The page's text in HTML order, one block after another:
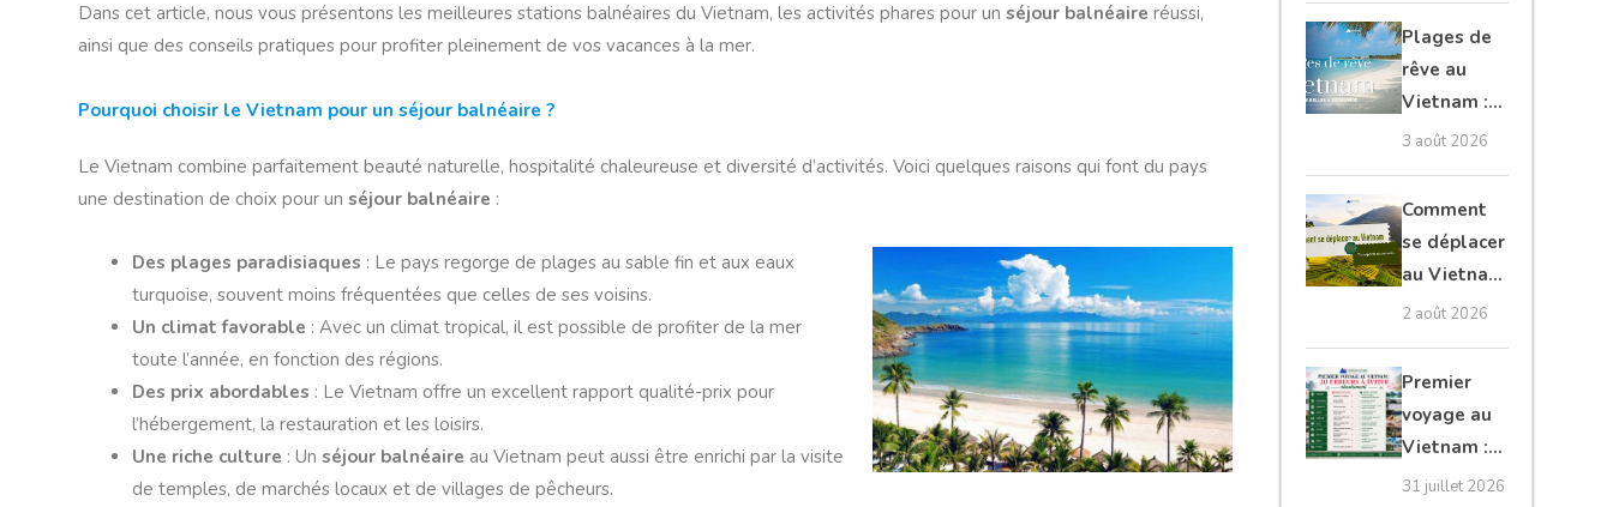
Dans cet article, nous vous présentons les meilleures stations balnéaires du Vietnam, les activités phares pour un séjour balnéaire réussi,
ainsi que des conseils pratiques pour profiter pleinement de vos vacances à la mer.
Pourquoi choisir le Vietnam pour un séjour balnéaire ?
Le Vietnam combine parfaitement beauté naturelle, hospitalité chaleureuse et diversité d’activités. Voici quelques raisons qui font du pays
une destination de choix pour un séjour balnéaire :
Des plages paradisiaques : Le pays regorge de plages au sable fin et aux eaux
turquoise, souvent moins fréquentées que celles de ses voisins.
Un climat favorable : Avec un climat tropical, il est possible de profiter de la mer
toute l’année, en fonction des régions.
Des prix abordables : Le Vietnam offre un excellent rapport qualité-prix pour
l’hébergement, la restauration et les loisirs.
Une riche culture : Un séjour balnéaire au Vietnam peut aussi être enrichi par la visite
de temples, de marchés locaux et de villages de pêcheurs.
guide
complet
Plages de
rêve au
Vietnam :
les plus
découvrir
3 août 2026
Comment
se déplacer
au Vietnam
: transports
2 août 2026
Premier
voyage au
Vietnam :
20 erreurs à
31 juillet 2026